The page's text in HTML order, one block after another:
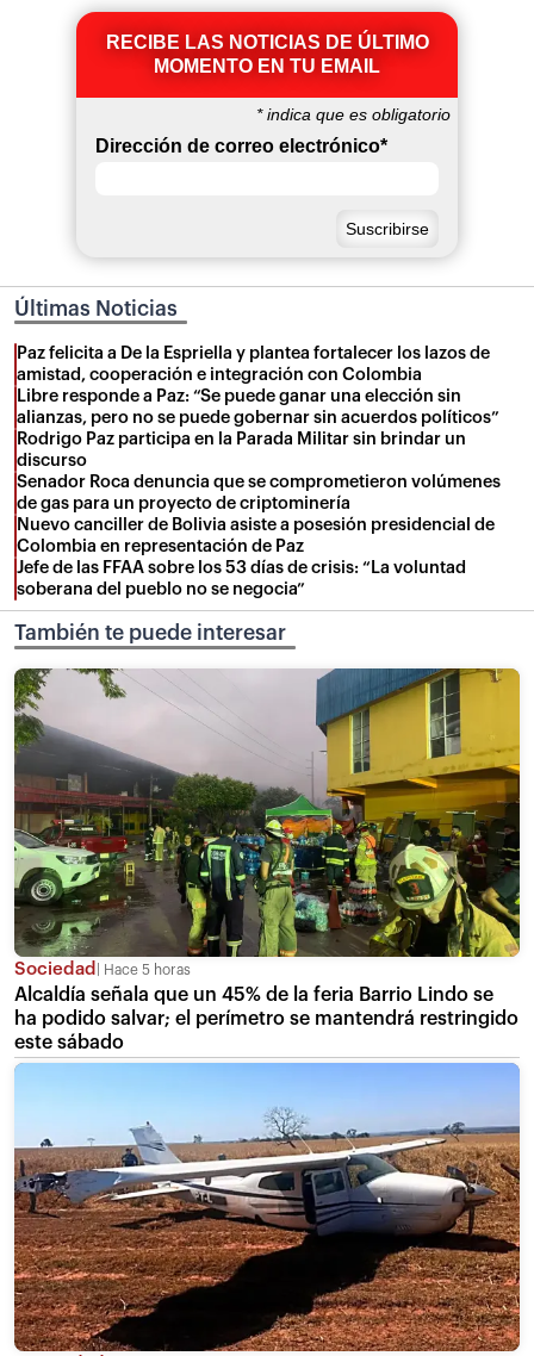
RECIBE LAS NOTICIAS DE ÚLTIMO
MOMENTO EN TU EMAIL
*indica que es obligatorio
Dirección de correo electrónico*
Últimas Noticias
Paz felicita a De la Espriella y plantea fortalecer los lazos de
amistad, cooperación e integración con Colombia
Libre responde a Paz: “Se puede ganar una elección sin
alianzas, pero no se puede gobernar sin acuerdos políticos”
Rodrigo Paz participa en la Parada Militar sin brindar un
discurso
Senador Roca denuncia que se comprometieron volúmenes
de gas para un proyecto de criptominería
Nuevo canciller de Bolivia asiste a posesión presidencial de
Colombia en representación de Paz
Jefe de las FFAA sobre los 53 días de crisis: “La voluntad
soberana del pueblo no se negocia”
También te puede interesar
Sociedad Hace 5 horas
Alcaldía señala que un 45% de la feria Barrio Lindo se
ha podido salvar; el perímetro se mantendrá restringido
este sábado